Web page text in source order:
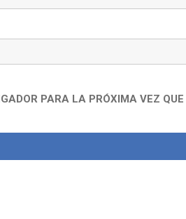
PARA LA PRÓXIMA VEZ QUE